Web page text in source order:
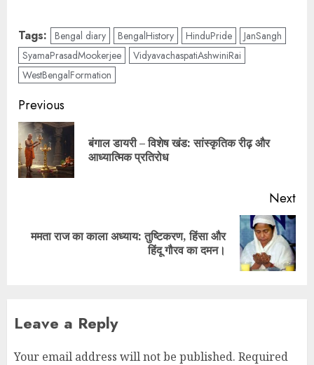
Tags: Bengal diary BengalHistory HinduPride
JanSangh
SyamaPrasadMookerjee
VidyavachaspatiAshwiniRai
WestBengalFormation
Previous
बंगाल डायरी – विशेष खंड: सांस्कृतिक रीढ़ और
आध्यात्मिक प्रतिरोध
Next
ममता राज का काला अध्याय: तुष्टिकरण, हिंसा और
हिंदू गौरव का दमन।
Leave a Reply
Your email address will not be published. Required